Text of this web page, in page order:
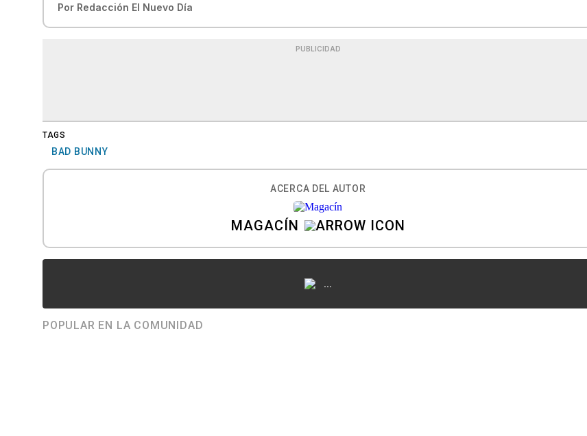
Por Redacción El Nuevo Día
PUBLICIDAD
TAGS
BAD BUNNY
ACERCA DEL AUTOR
MAGACÍN
...
POPULAR EN LA COMUNIDAD